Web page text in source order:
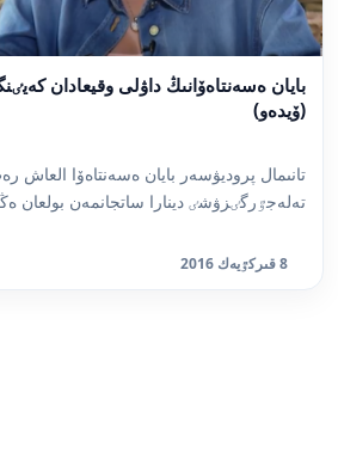
بايان ەسەنتاەۆانىڭ داۋلى وقيعادان
(ۆيدەو)
تانىمال پروديۋسەر بايان ەسەنتاەۆا
تەلەجٷرگٸزۋشٸ دينارا ساتجانمەن بولعان
8 قىركٷيەك 2016